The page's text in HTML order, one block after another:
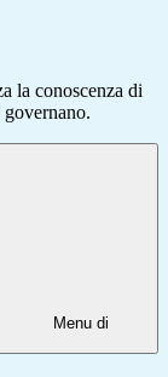
la conoscenza di
governano.
Menu di